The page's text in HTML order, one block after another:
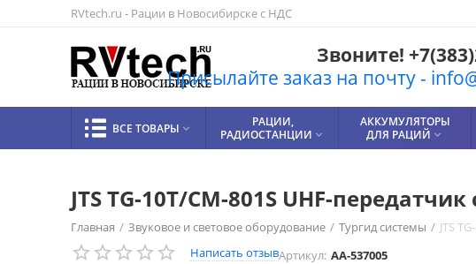
RVtech.ru - Рации в Новосибирске с НДС
Звоните!
Присылайте заказ на почту -
ВСЕ ТОВАРЫ 
РАЦИИ,
РАДИОСТАНЦИИ 
АККУМУЛЯТОРЫ
ДЛЯ РАЦИЙ 
JTS TG-10T/CM-801S UHF-
Главная / Звуковое и световое оборудование / Тургид системы / JTS
Написать отзывАртикул: AA-537005